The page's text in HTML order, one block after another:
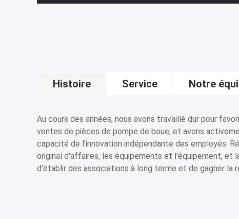
Histoire Service Notre
Au cours des années, nous avons travaillé dur pour
ventes de pièces de pompe de boue, et avons
capacité de l'innovation indépendante des employés.
original d'affaires, les équipements et l'équipement, et
d'établir des associations à long terme et de gagner la